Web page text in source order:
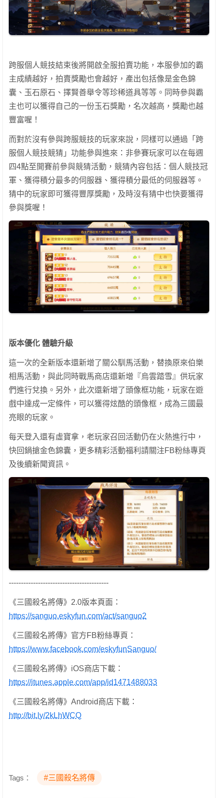
跨服個人競技結束後將開啟全服拍賣功能，本服參加的霸
主成績越好，拍賣獎勵也會越好，產出包括像是金色錦
囊、玉石原石、擇賢善舉令等珍稀道具等等。同時參與霸
主也可以獲得自己的一份玉石獎勵，名次越高，獎勵也越
豐富喔！
而對於沒有參與跨服競技的玩家來說，同樣可以通過「跨
服個人競技競猜」功能參與進來：非參賽玩家可以在每週
四4點至開賽前參與競猜活動，競猜內容包括：個人競技冠
軍、獲得積分最多的伺服器、獲得積分最低的伺服器等。
猜中的玩家即可獲得豐厚獎勵，及時沒有猜中也快要獲得
參與獎喔！
版本優化 體驗升級
這一次的全新版本還新增了關公馴馬活動，替換原來伯樂
相馬活動，與此同時戰馬商店還新增『烏雲踏雪』供玩家
們進行兌換。另外，此次還新增了頭像框功能，玩家在遊
戲中達成一定條件，可以獲得炫酷的頭像框，成為三國最
亮眼的玩家。
每天登入還有虛寶拿，老玩家召回活動仍在火熱進行中，
快回鍋搶金色錦囊，更多精彩活動福利請關注FB粉絲專頁
及後續新聞資訊。
-----------------------------------------
《三國殺名將傳》2.0版本頁面：
https://sanguo.eskyfun.com/act/sanguo2
《三國殺名將傳》官方FB粉絲專頁：
https://www.facebook.com/eskyfunSanguo/
《三國殺名將傳》iOS商店下載：
https://itunes.apple.com/app/id1471488033
《三國殺名將傳》Android商店下載：
http://bit.ly/2kLhWCQ
Tags： #三國殺名將傳